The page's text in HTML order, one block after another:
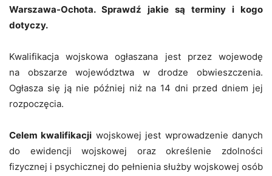
Warszawa-Ochota. Sprawdź jakie są terminy i kogo
dotyczy.
Kwalifikacja wojskowa ogłaszana jest przez wojewodę
na obszarze województwa w drodze obwieszczenia.
Ogłasza się ją nie później niż na 14 dni przed dniem jej
rozpoczęcia.
Celem kwalifikacji wojskowej jest wprowadzenie danych
do ewidencji wojskowej oraz określenie zdolności
fizycznej i psychicznej do pełnienia służby wojskowej osób